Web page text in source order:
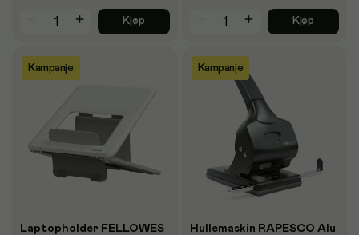
Kjøp Kjøp
Kampanje
Laptopholder FELLOWES
Kampanje
Hullemaskin RAPESCO Alu